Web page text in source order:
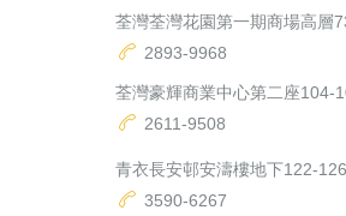
荃灣荃灣花園第一期商場高層
2893-9968
荃灣豪輝商業中心第二座104-
2611-9508
青衣長安邨安濤樓地下122-
3590-6267